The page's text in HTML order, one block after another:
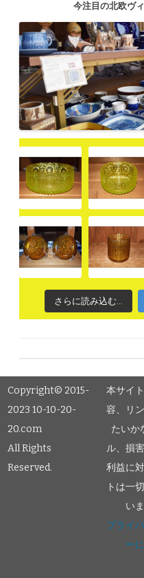
今注目の北欧ヴ
さらに読み込む...
Copyright© 2015-
2023 10-10-20-
20.com
All Rights
Reserved.
本サイ
容、リ
たいか
ル、損
利益に
トは一
い
プライ
ー